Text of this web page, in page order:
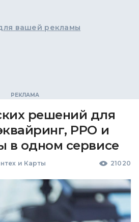
вашей рекламы
решений для
РРО и
в одном сервисе
и Карты 21020